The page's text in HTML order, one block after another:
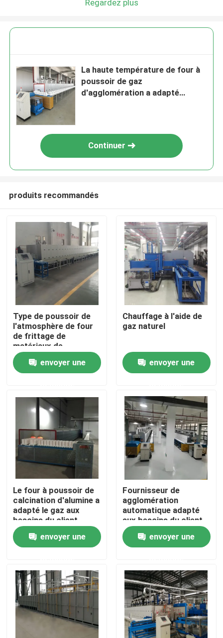
Maison
Au sujet de nous
Visite d'usine
Contrôle de qualité
Nouvelles
Cas
Demandez une citation
four à sole de rouleau
Regardez plus
La haute température de four à
poussoir de gaz
d'agglomération a adapté
Continuer
produits recommandés
Type de poussoir de
l'atmosphère de four
de frittage de
matériaux de
céramique de nitrure
intelligent
complètement
envoyer une
Chauffage à l'aide de
gaz naturel
envoyer une
Le four à poussoir de
calcination d'alumine a
adapté le gaz aux
besoins du client
continu automatique
d'agglomération
envoyer une
Fournisseur de
agglomération
automatique adapté
aux besoins du client
de gaz Kil continu pour
le matériel magnétique
avec la bonne
envoyer une